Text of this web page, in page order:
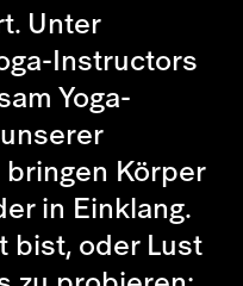
Unter
Instructors
Yoga-
Körper
in Einklang.
bist, oder Lust